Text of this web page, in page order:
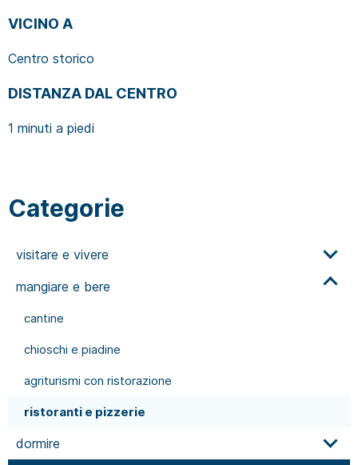
Categorie
visitare e vivere
mangiare e bere
cantine
chioschi e piadine
agriturismi con ristorazione
ristoranti e pizzerie
dormire
VICINO A
Centro storico
DISTANZA DAL CENTRO
1 minuti a piedi